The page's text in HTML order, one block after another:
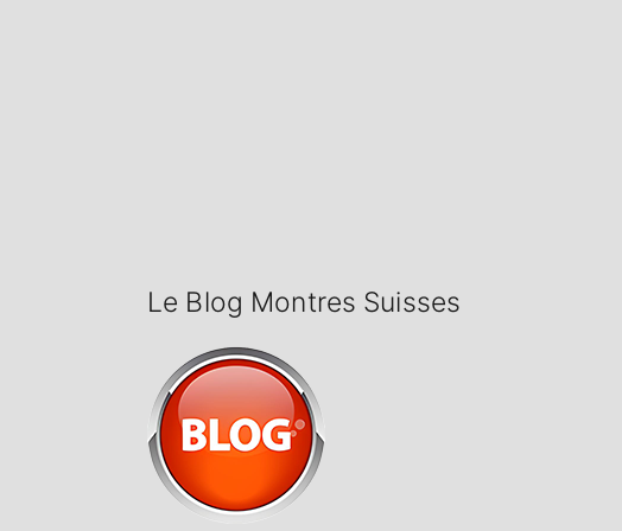
Le Blog Montres Suisses